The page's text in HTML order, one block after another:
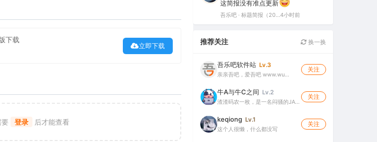
下载
立即下载
要 登录 后才能查看
这简报没有准点更新
吾乐吧 · 标题简报（2026-08-06）4小时前
推荐关注 换一换
吾乐吧软件站 Lv.3
亲亲吾吧，爱吾吧 www.wu…
关注
牛A与牛C之间 Lv.2
渣渣码农一枚，是一名闷骚的JA…
关注
keqiong Lv.1
这个人很懒，什么都没写
关注